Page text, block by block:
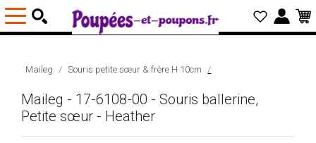
Maileg Souris petite sœur & frère H 10cm
Maileg - 17-6108-00 - Souris ballerine,
Petite sœur - Heather